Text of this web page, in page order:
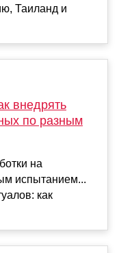
Таиланд и
внедрять
по разным
на
испытанием...
как